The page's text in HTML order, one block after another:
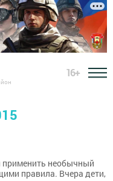
16+
необычный
правила. Вчера дети,